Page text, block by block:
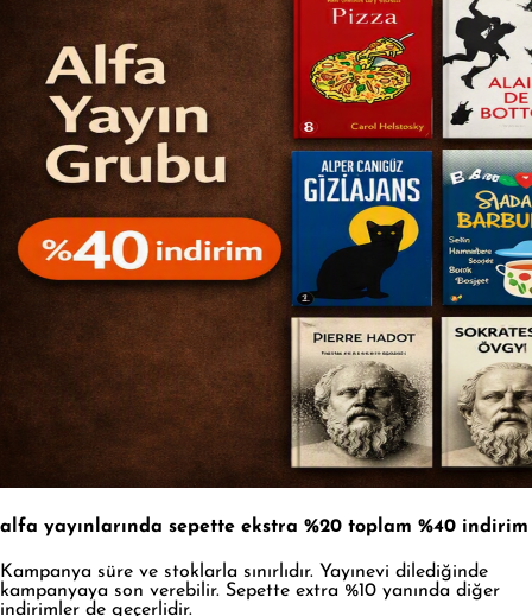
alfa yayınlarında sepette ekstra %20 toplam %40 indirim
Kampanya süre ve stoklarla sınırlıdır. Yayınevi dilediğinde
kampanyaya son verebilir. Sepette extra %10 yanında diğer
indirimler de geçerlidir.